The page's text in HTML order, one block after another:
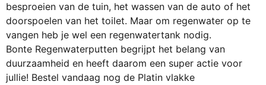
besproeien van de tuin, het wassen van de auto of het
doorspoelen van het toilet. Maar om regenwater op te
vangen heb je wel een regenwatertank nodig.
Bonte Regenwaterputten begrijpt het belang van
duurzaamheid en heeft daarom een super actie voor
jullie! Bestel vandaag nog de Platin vlakke